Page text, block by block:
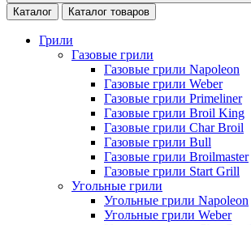
Каталог Каталог товаров
Грили
Газовые грили
Газовые грили Napoleon
Газовые грили Weber
Газовые грили Primeliner
Газовые грили Broil King
Газовые грили Char Broil
Газовые грили Bull
Газовые грили Broilmaster
Газовые грили Start Grill
Угольные грили
Угольные грили Napoleon
Угольные грили Weber